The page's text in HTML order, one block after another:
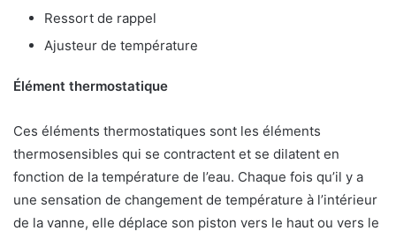
Ressort de rappel
Ajusteur de température
Élément thermostatique
Ces éléments thermostatiques sont les éléments
thermosensibles qui se contractent et se dilatent en
fonction de la température de l’eau. Chaque fois qu’il y a
une sensation de changement de température à l’intérieur
de la vanne, elle déplace son piston vers le haut ou vers le